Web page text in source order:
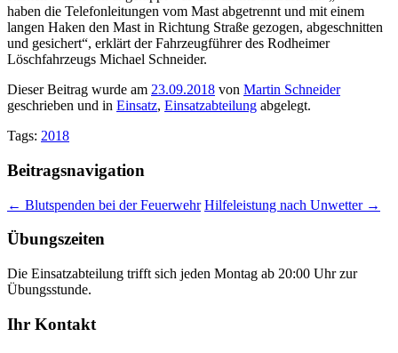
haben die Telefonleitungen vom Mast abgetrennt und mit einem
langen Haken den Mast in Richtung Straße gezogen, abgeschnitten
und gesichert“, erklärt der Fahrzeugführer des Rodheimer
Löschfahrzeugs Michael Schneider.
Dieser Beitrag wurde am 23.09.2018 von Martin Schneider
geschrieben und in Einsatz, Einsatzabteilung abgelegt.
Tags: 2018
Beitragsnavigation
← Blutspenden bei der Feuerwehr Hilfeleistung nach Unwetter →
Übungszeiten
Die Einsatzabteilung trifft sich jeden Montag ab 20:00 Uhr zur
Übungsstunde.
Ihr Kontakt